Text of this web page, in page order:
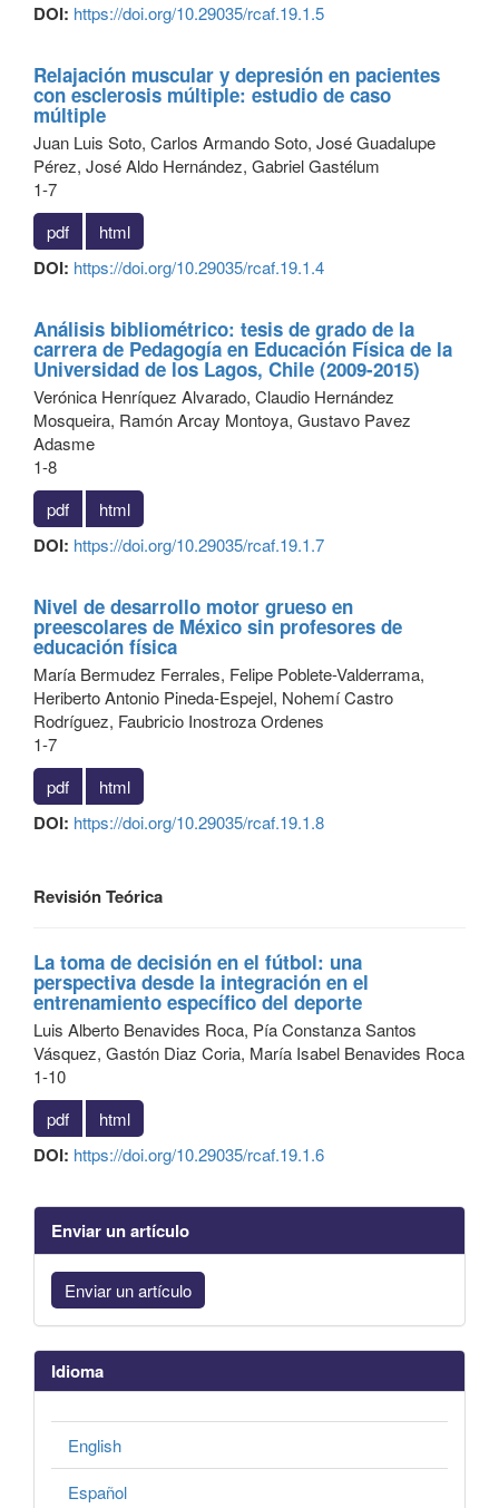
DOI: https://doi.org/10.29035/rcaf.19.1.5
Relajación muscular y depresión en pacientes
con esclerosis múltiple: estudio de caso
múltiple
Juan Luis Soto, Carlos Armando Soto, José Guadalupe
Pérez, José Aldo Hernández, Gabriel Gastélum
1-7
pdf
html
DOI: https://doi.org/10.29035/rcaf.19.1.4
Análisis bibliométrico: tesis de grado de la
carrera de Pedagogía en Educación Física de la
Universidad de los Lagos, Chile (2009-2015)
Verónica Henríquez Alvarado, Claudio Hernández
Mosqueira, Ramón Arcay Montoya, Gustavo Pavez
Adasme
1-8
pdf
html
DOI: https://doi.org/10.29035/rcaf.19.1.7
Nivel de desarrollo motor grueso en
preescolares de México sin profesores de
educación física
María Bermudez Ferrales, Felipe Poblete-Valderrama,
Heriberto Antonio Pineda-Espejel, Nohemí Castro
Rodríguez, Faubricio Inostroza Ordenes
1-7
pdf
html
DOI: https://doi.org/10.29035/rcaf.19.1.8
Revisión Teórica
La toma de decisión en el fútbol: una
perspectiva desde la integración en el
entrenamiento específico del deporte
Luis Alberto Benavides Roca, Pía Constanza Santos
Vásquez, Gastón Diaz Coria, María Isabel Benavides Roca
1-10
pdf
html
DOI: https://doi.org/10.29035/rcaf.19.1.6
Enviar un artículo
Enviar un artículo
Idioma
English
Español